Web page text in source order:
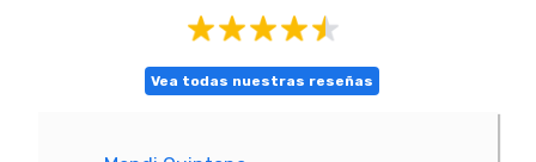
Vea todas nuestras reseñas